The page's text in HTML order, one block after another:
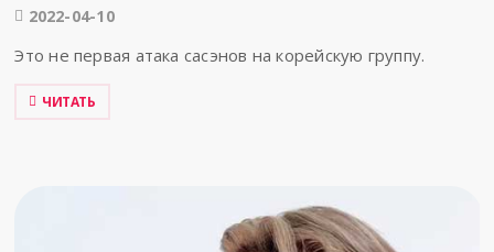
2022-04-10
Это не первая атака сасэнов на корейскую группу.
ЧИТАТЬ